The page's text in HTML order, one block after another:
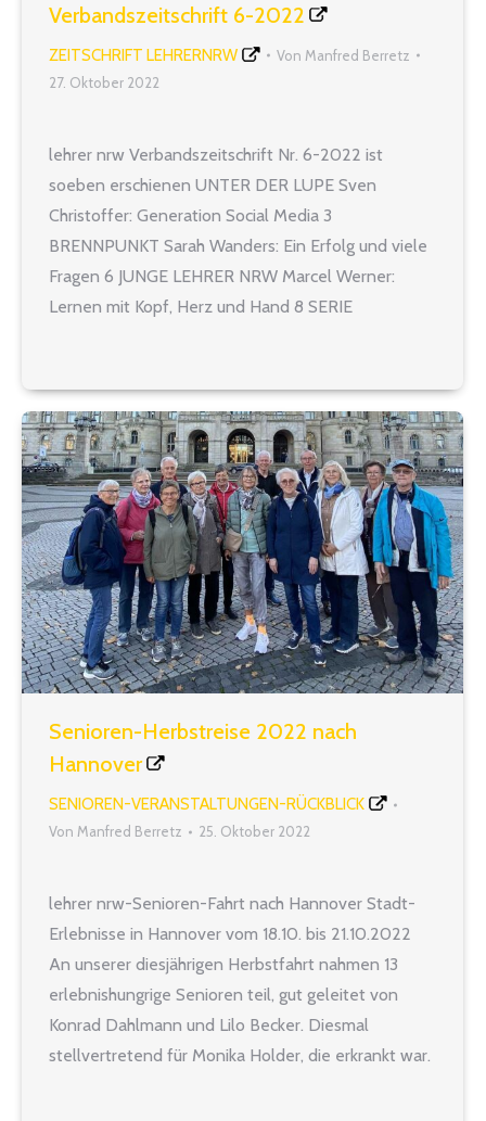
Verbandszeitschrift 6-2022
ZEITSCHRIFT LEHRERNRW Von Manfred Berretz
27. Oktober 2022
lehrer nrw Verbandszeitschrift Nr. 6-2022 ist
soeben erschienen UNTER DER LUPE Sven
Christoffer: Generation Social Media 3
BRENNPUNKT Sarah Wanders: Ein Erfolg und viele
Fragen 6 JUNGE LEHRER NRW Marcel Werner:
Lernen mit Kopf, Herz und Hand 8 SERIE
durch« 10 TITEL Lehrkräftemangel: Gravierende
Mangelerscheinungen…
Senioren-Herbstreise 2022 nach
Hannover
SENIOREN-VERANSTALTUNGEN-RÜCKBLICK
Von Manfred Berretz 25. Oktober 2022
lehrer nrw-Senioren-Fahrt nach Hannover Stadt-
Erlebnisse in Hannover vom 18.10. bis 21.10.2022
An unserer diesjährigen Herbstfahrt nahmen 13
erlebnishungrige Senioren teil, gut geleitet von
Konrad Dahlmann und Lilo Becker. Diesmal
stellvertretend für Monika Holder, die erkrankt war.